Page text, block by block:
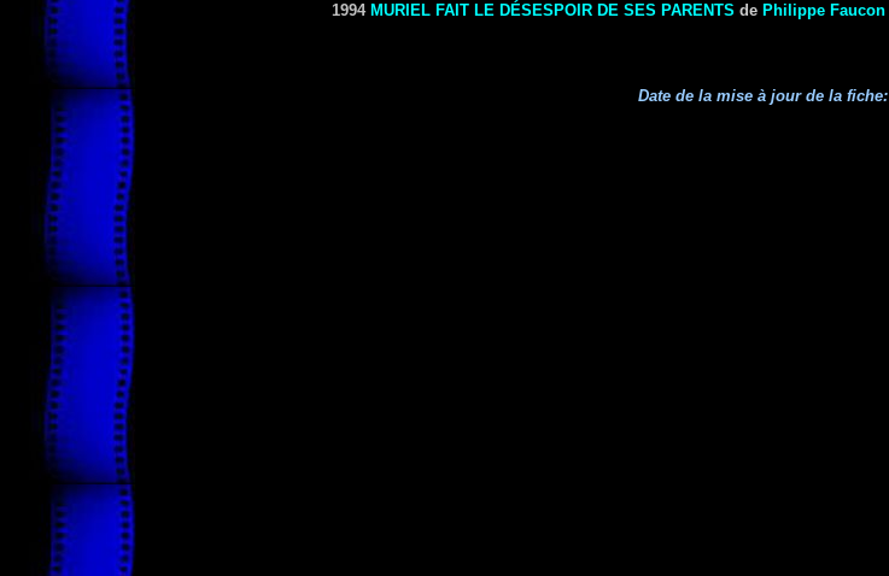
1994 MURIEL FAIT LE DÉSESPOIR DE SES PARENTS de Philippe Faucon
Date de la mise à jour de la fiche: